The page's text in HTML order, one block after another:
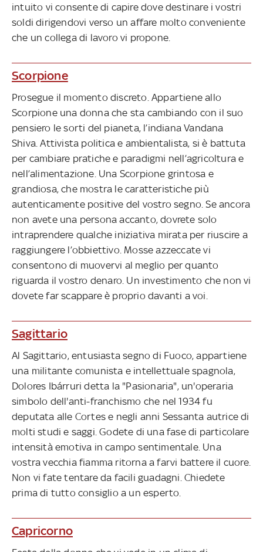
intuito vi consente di capire dove destinare i vostri
soldi dirigendovi verso un affare molto conveniente
che un collega di lavoro vi propone.
Scorpione
Prosegue il momento discreto. Appartiene allo
Scorpione una donna che sta cambiando con il suo
pensiero le sorti del pianeta, l’indiana Vandana
Shiva. Attivista politica e ambientalista, si è battuta
per cambiare pratiche e paradigmi nell’agricoltura e
nell’alimentazione. Una Scorpione grintosa e
grandiosa, che mostra le caratteristiche più
autenticamente positive del vostro segno. Se ancora
non avete una persona accanto, dovrete solo
intraprendere qualche iniziativa mirata per riuscire a
raggiungere l’obbiettivo. Mosse azzeccate vi
consentono di muovervi al meglio per quanto
riguarda il vostro denaro. Un investimento che non vi
dovete far scappare è proprio davanti a voi.
Sagittario
Al Sagittario, entusiasta segno di Fuoco, appartiene
una militante comunista e intellettuale spagnola,
Dolores Ibárruri detta la "Pasionaria", un'operaria
simbolo dell'anti-franchismo che nel 1934 fu
deputata alle Cortes e negli anni Sessanta autrice di
molti studi e saggi. Godete di una fase di particolare
intensità emotiva in campo sentimentale. Una
vostra vecchia fiamma ritorna a farvi battere il cuore.
Non vi fate tentare da facili guadagni. Chiedete
prima di tutto consiglio a un esperto.
Capricorno